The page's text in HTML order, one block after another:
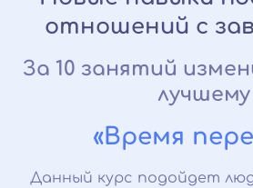
отношений с
За 10 занятий
лучшему
«Время
Данный курс подойдет